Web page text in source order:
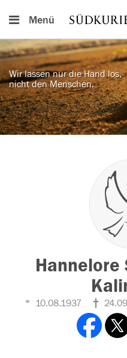
Menü
Wir lassen nur die Hand los,
nicht den Menschen.
Hannelore
10.08.1937